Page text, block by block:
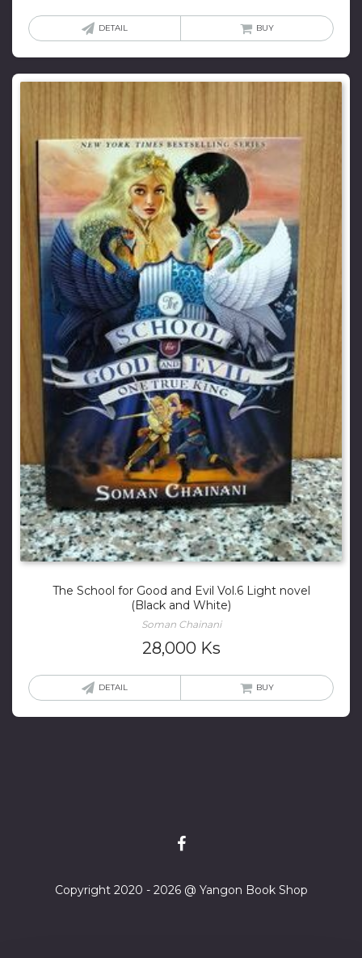
DETAIL BUY
The School for Good and Evil Vol.6 Light novel
(Black and White)
Soman Chainani
28,000 Ks
DETAIL BUY
Copyright 2020 - 2026 @ Yangon Book Shop